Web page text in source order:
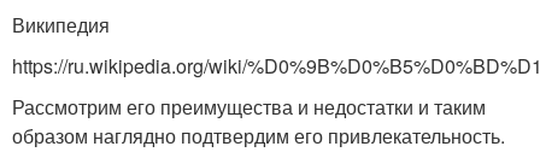
Википедия
https://ru.wikipedia.org/wiki/
Рассмотрим его преимущества и недостатки и таким
образом наглядно подтвердим его привлекательность.